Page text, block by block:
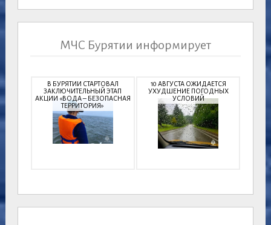
МЧС Бурятии информирует
В БУРЯТИИ СТАРТОВАЛ
ЗАКЛЮЧИТЕЛЬНЫЙ ЭТАП
АКЦИИ «ВОДА – БЕЗОПАСНАЯ
ТЕРРИТОРИЯ»
10 АВГУСТА ОЖИДАЕТСЯ
УХУДШЕНИЕ ПОГОДНЫХ
УСЛОВИЙ